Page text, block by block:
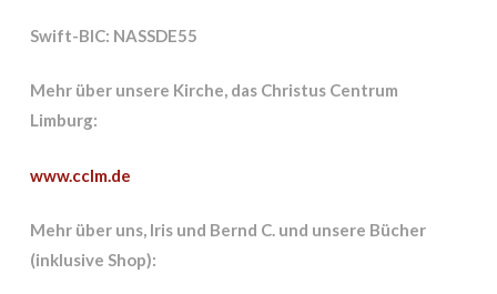
Swift-BIC: NASSDE55
Mehr über unsere Kirche, das Christus Centrum
Limburg:
www.cclm.de
Mehr über uns, Iris und Bernd C. und unsere Bücher
(inklusive Shop):